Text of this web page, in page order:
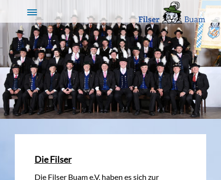
Die Filser
Die Filser Buam e.V. haben es sich zur